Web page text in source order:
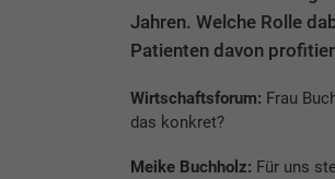
Jahren. Welche Rolle
Patienten davon
Wirtschaftsforum: Frau
das konkret?
Meike Buchholz: Für uns